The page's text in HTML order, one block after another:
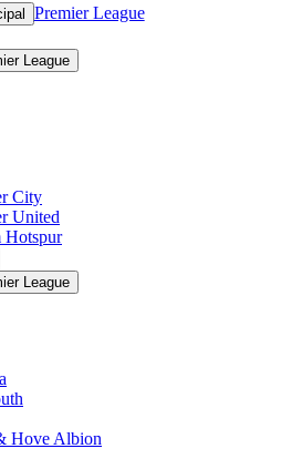
Premier League
League
City
United
Hotspur
League
Hove Albion